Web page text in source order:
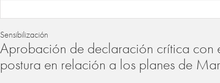
Sensibilización
Aprobación de declaración crítica con
postura en relación a los planes de